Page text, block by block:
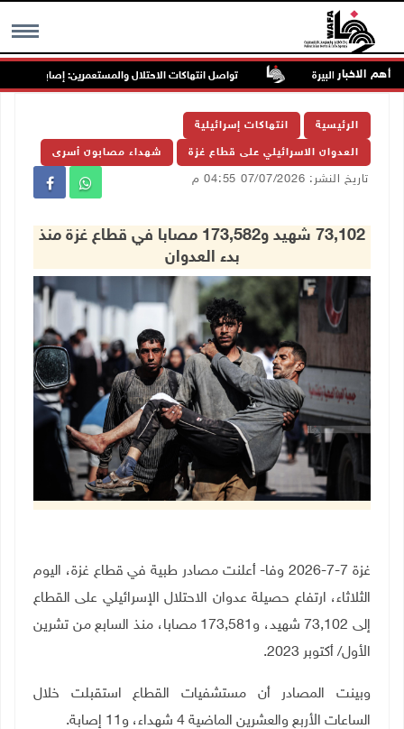
MENU أهم الاخبار تواصل انتهاكات الاحتلال والمستعمرين: إصابات
الرئيسية انتهاكات إسرائيلية
العدوان الاسرائيلي على قطاع غزة شهداء مصابون أسرى
تاريخ النشر: 07/07/2026 04:55 م
73,102 شهيد و173,582 مصابا في قطاع غزة منذ
بدء العدوان
غزة 7-7-2026 وفا- أعلنت مصادر طبية في قطاع غزة، اليوم
الثلاثاء، ارتفاع حصيلة عدوان الاحتلال الإسرائيلي على القطاع
إلى 73,102 شهيد، و173,581 مصابا، منذ السابع من تشرين
الأول/ أكتوبر 2023
.
وبينت المصادر أن مستشفيات القطاع استقبلت خلال
الساعات الأربع والعشرين الماضية 4 شهداء، و11 إصابة
.